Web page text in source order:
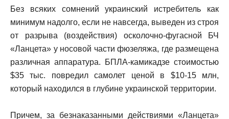
Без всяких сомнений украинский истребитель как
минимум надолго, если не навсегда, выведен из строя
от разрыва (воздействия) осколочно-фугасной БЧ
«Ланцета» у носовой части фюзеляжа, где размещена
различная аппаратура. БПЛА-камикадзе стоимостью
$35 тыс. повредил самолет ценой в $10-15 млн,
который находился в глубине украинской территории.
Причем, за безнаказанными действиями «Ланцета»